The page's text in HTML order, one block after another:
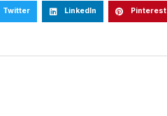
Twitter LinkedIn Pinterest